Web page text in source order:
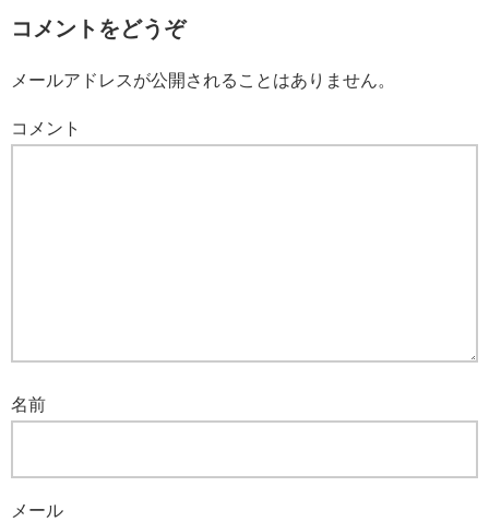
コメントをどうぞ
メールアドレスが公開されることはありません。
コメント
名前
メール